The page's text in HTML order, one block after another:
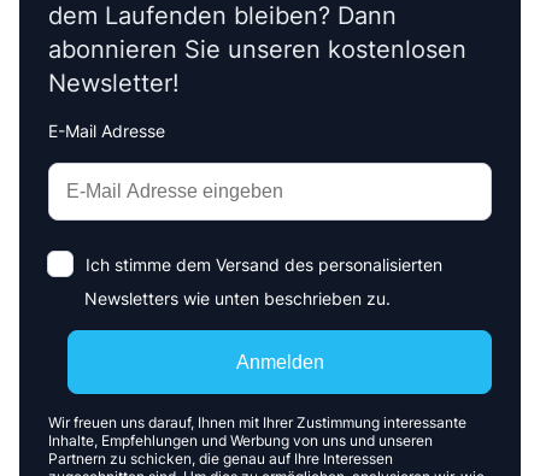
dem Laufenden bleiben? Dann
abonnieren Sie unseren kostenlosen
Newsletter!
E-Mail Adresse
Interests
Amount
Anmelden
Ich stimme dem Versand des personalisierten
Newsletters wie unten beschrieben zu.
Wir freuen uns darauf, Ihnen mit Ihrer Zustimmung interessante
Inhalte, Empfehlungen und Werbung von uns und unseren
Partnern zu schicken, die genau auf Ihre Interessen